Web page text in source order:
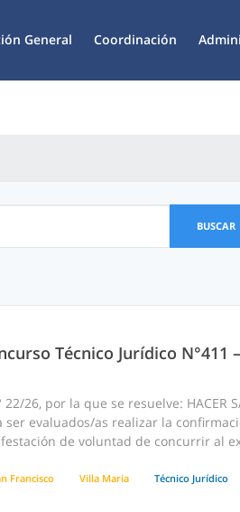
General Coordinación
BUSCAR
Técnico Jurídico N°411
26, por la que se resuelve:
evaluados/as realizar la
de voluntad de concurrir al
Francisco Villa Maria Técnico Jurídico